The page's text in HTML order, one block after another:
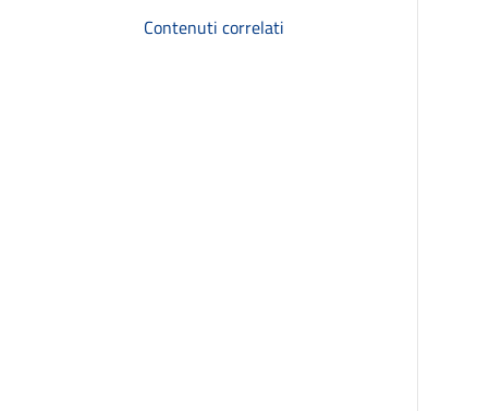
Contenuti correlati